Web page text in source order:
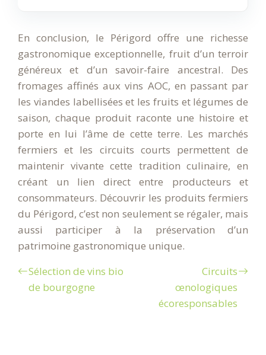
En conclusion, le Périgord offre une richesse
gastronomique exceptionnelle, fruit d’un terroir
généreux et d’un savoir-faire ancestral. Des
fromages affinés aux vins AOC, en passant par
les viandes labellisées et les fruits et légumes de
saison, chaque produit raconte une histoire et
porte en lui l’âme de cette terre. Les marchés
fermiers et les circuits courts permettent de
maintenir vivante cette tradition culinaire, en
créant un lien direct entre producteurs et
consommateurs. Découvrir les produits fermiers
du Périgord, c’est non seulement se régaler, mais
aussi participer à la préservation d’un
patrimoine gastronomique unique.
Sélection de vins bio
de bourgogne
Circuits
œnologiques
écoresponsables